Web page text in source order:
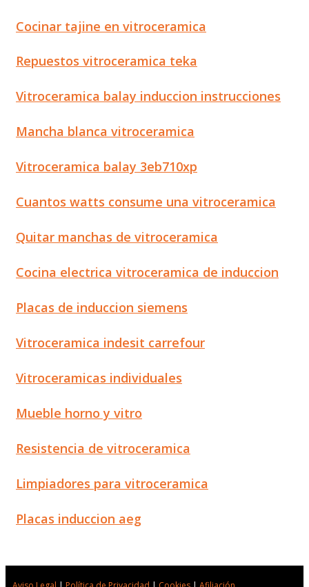
Cocinar tajine en vitroceramica
Repuestos vitroceramica teka
Vitroceramica balay induccion instrucciones
Mancha blanca vitroceramica
Vitroceramica balay 3eb710xp
Cuantos watts consume una vitroceramica
Quitar manchas de vitroceramica
Cocina electrica vitroceramica de induccion
Placas de induccion siemens
Vitroceramica indesit carrefour
Vitroceramicas individuales
Mueble horno y vitro
Resistencia de vitroceramica
Limpiadores para vitroceramica
Placas induccion aeg